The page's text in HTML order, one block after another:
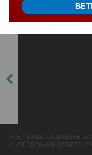
ВСЕ ПРАВА ЗАЩИЩЕНЫ
© УПРАВЛЕНИЕ СПОРТА